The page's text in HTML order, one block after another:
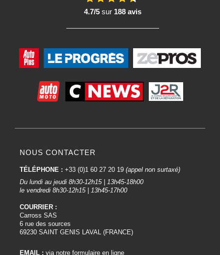
4.7/5sur 188 avis
NOUS CONTACTER
TÉLÉPHONE : +33 (0)1 60 27 20 19 (appel non surtaxé)
Du lundi au jeudi 8h30-12h15 | 13h45-18h00
le vendredi 8h30-12h15 | 13h45-17h00
COURRIER :
Carross SAS
6 rue des sources
69230 SAINT GENIS LAVAL (FRANCE)
EMAIL : via notre formulaire en ligne